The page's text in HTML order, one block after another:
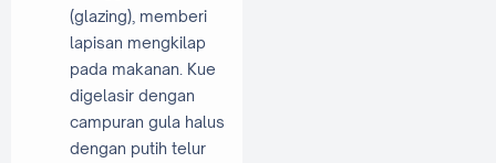
(glazing), memberi
lapisan mengkilap
pada makanan. Kue
digelasir dengan
campuran gula halus
dengan putih telur